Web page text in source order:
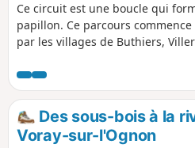
Ce circuit est une boucle qui
papillon. Ce parcours
par les villages de Buthiers,
patrimoine culturel haut-saônois
Buthiers, Boult et Boulot.
Des sous-bois à la
Voray-sur-l'Ognon